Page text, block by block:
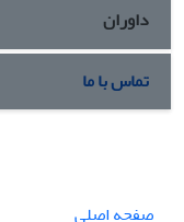
داوران
تماس با ما
صفحه اصلی